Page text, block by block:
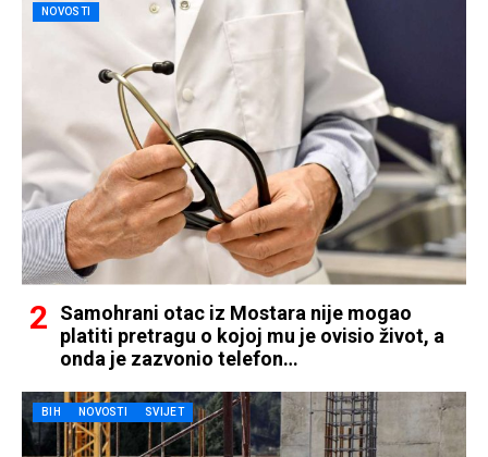
NOVOSTI
Samohrani otac iz Mostara nije mogao
platiti pretragu o kojoj mu je ovisio život, a
onda je zazvonio telefon…
BIH NOVOSTI SVIJET